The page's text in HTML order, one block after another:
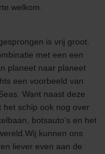
welkom.
is vrij groot.
met een een
planeet naar planeet
een voorbeeld van
Want naast deze
het schip ook nog over
botsauto’s en het
kunnen ons
liever even aan de